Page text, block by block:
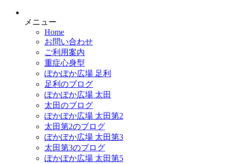
メニュー
Home
お問い合わせ
ご利用案内
重症心身型
ぽかぽか広場 足利
足利のブログ
ぽかぽか広場 太田
太田のブログ
ぽかぽか広場 太田第2
太田第2のブログ
ぽかぽか広場 太田第3
太田第3のブログ
ぽかぽか広場 太田第5